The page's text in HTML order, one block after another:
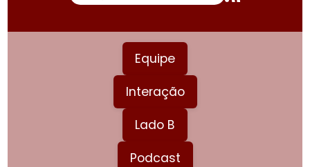
Equipe
Interação
Lado B
Podcast